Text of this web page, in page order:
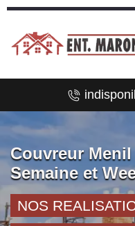
Couvreur Menil
Semaine et
NOS